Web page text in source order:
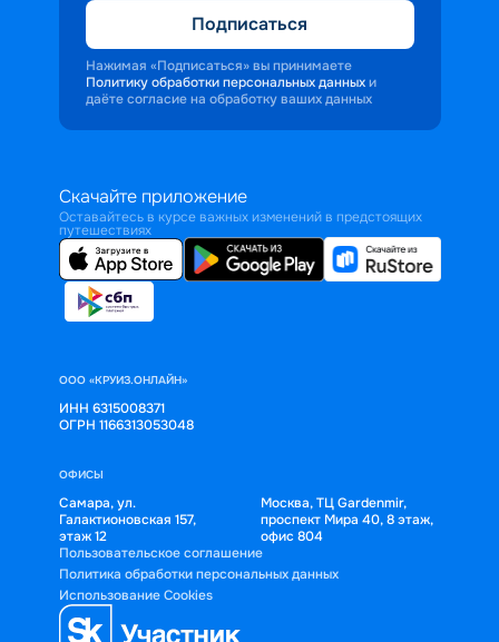
Подписаться
Нажимая «Подписаться» вы принимаете
Политику обработки персональных данных и
даёте согласие на обработку ваших данных
Скачайте приложение
Оставайтесь в курсе важных изменений в предстоящих
путешествиях
ООО «КРУИЗ.ОНЛАЙН»
ИНН 6315008371
ОГРН 1166313053048
ОФИСЫ
Самара, ул.
Галактионовская 157,
этаж 12
Москва, ТЦ Gardenmir,
проспект Мира 40, 8 этаж,
офис 804
Пользовательское соглашение
Политика обработки персональных данных
Использование Cookies